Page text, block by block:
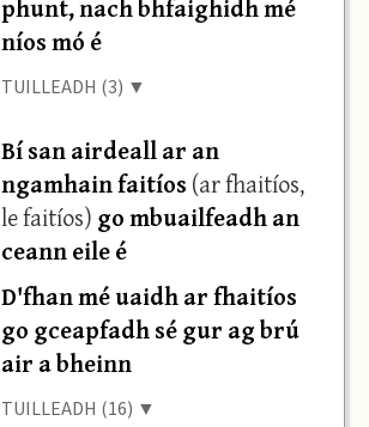
phunt, nach bhfaighidh mé
níos mó é
TUILLEADH (3) ▼
Bí san airdeall ar an
ngamhain faitíos (ar fhaitíos,
le faitíos) go mbuailfeadh an
ceann eile é
D'fhan mé uaidh ar fhaitíos
go gceapfadh sé gur ag brú
air a bheinn
TUILLEADH (16) ▼